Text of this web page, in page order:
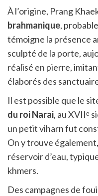
À l’origine, Prang
brahmanique,
témoigne la présence
sculpté de la porte,
réalisé en pierre,
élaborés des
Il est possible que le
du roi Narai, au XVIIᵉ
un petit viharn fut
On y trouve
réservoir d’eau,
khmers.
Des campagnes de